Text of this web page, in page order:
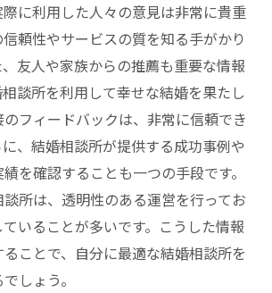
に利用した人々の意見は非常に貴重
頼性やサービスの質を知る手がかり
友人や家族からの推薦も重要な情報
談所を利用して幸せな結婚を果たし
フィードバックは、非常に信頼でき
、結婚相談所が提供する成功事例や
を確認することも一つの手段です。
所は、透明性のある運営を行ってお
いることが多いです。こうした情報
ことで、自分に最適な結婚相談所を
しょう。